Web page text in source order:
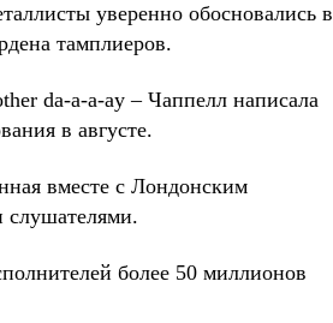
уверенно обосновались в
тамплиеров.
dа-а-а-аy – Чаппелл написала
в августе.
вместе с Лондонским
слушателями.
более 50 миллионов